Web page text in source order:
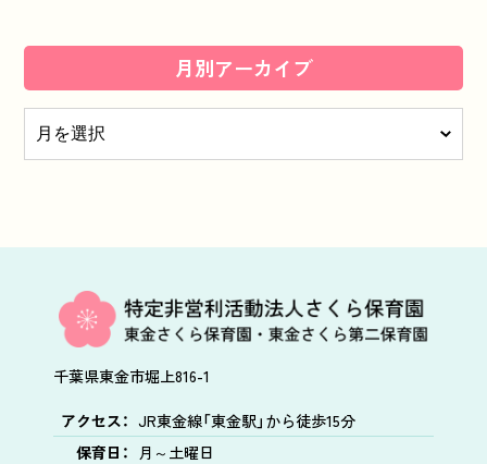
月別アーカイブ
千葉県東金市堀上816-1
アクセス： JR東金線「東金駅」から徒歩15分
保育日：
月～土曜日